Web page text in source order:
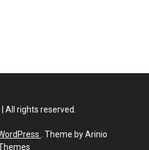
All rights reserved.
. Theme by Arinio